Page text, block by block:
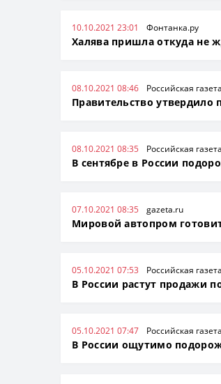
10.10.2021 23:01 Фонтанка.ру
Халява пришла откуда не
08.10.2021 08:46 Российская газета
Правительство утвердило
08.10.2021 08:35 Российская газета
В сентябре в России
07.10.2021 08:35 gazeta.ru
Мировой автопром
05.10.2021 07:53 Российская газета
В России растут продажи
05.10.2021 07:47 Российская газета
В России ощутимо